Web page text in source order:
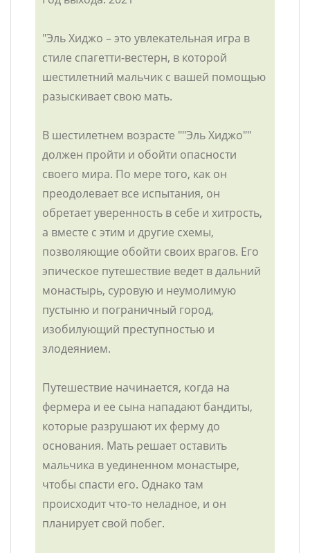
"Эль Хиджо – это увлекательная игра в
стиле спагетти-вестерн, в которой
шестилетний мальчик с вашей помощью
разыскивает свою мать.
В шестилетнем возрасте ""Эль Хиджо""
должен пройти и обойти опасности
своего мира. По мере того, как он
преодолевает все испытания, он
обретает уверенность в себе и хитрость,
а вместе с этим и другие схемы,
позволяющие обойти своих врагов. Его
эпическое путешествие ведет в дальний
монастырь, суровую и неумолимую
пустыню и пограничный город,
изобилующий преступностью и
злодеянием.
Путешествие начинается, когда на
фермера и ее сына нападают бандиты,
которые разрушают их ферму до
основания. Мать решает оставить
мальчика в уединенном монастыре,
чтобы спасти его. Однако там
происходит что-то неладное, и он
планирует свой побег.